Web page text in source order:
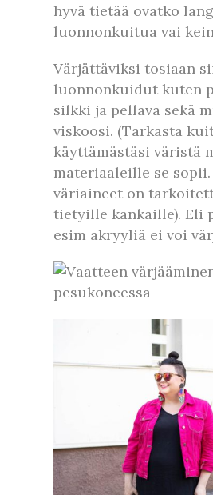
hyvä tietää ovatko
luonnonkuitua vai
Värjättäviksi tosiaan
luonnonkuidut kuten
silkki ja pellava sekä
viskoosi. (Tarkasta
käyttämästäsi väristä
materiaaleille se
väriaineet on
tietyille kankaille). Eli
esim akryyliä ei voi